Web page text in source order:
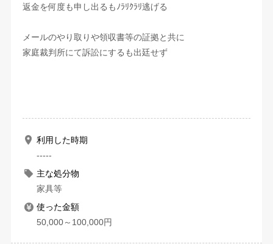
返金を何度も申し出るもﾉﾗﾘｸﾗﾘ逃げる
メールのやり取りや領収書等の証拠と共に
家庭裁判所にて訴訟にするも出廷せず
利用した時期
-----
主な処分物
家具等
使った金額
50,000～100,000円